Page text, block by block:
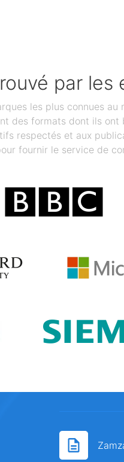
par les
les plus connues
des formats dont ils
respectés et aux
fournir le service de